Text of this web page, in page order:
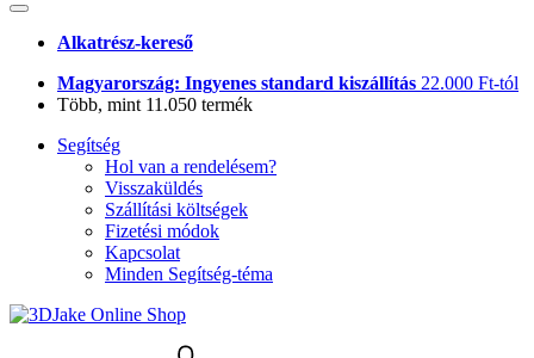
Alkatrész-kereső
Magyarország: Ingyenes standard kiszállítás 22.000 Ft-tól
Több, mint 11.050 termék
Segítség
Hol van a rendelésem?
Visszaküldés
Szállítási költségek
Fizetési módok
Kapcsolat
Minden Segítség-téma